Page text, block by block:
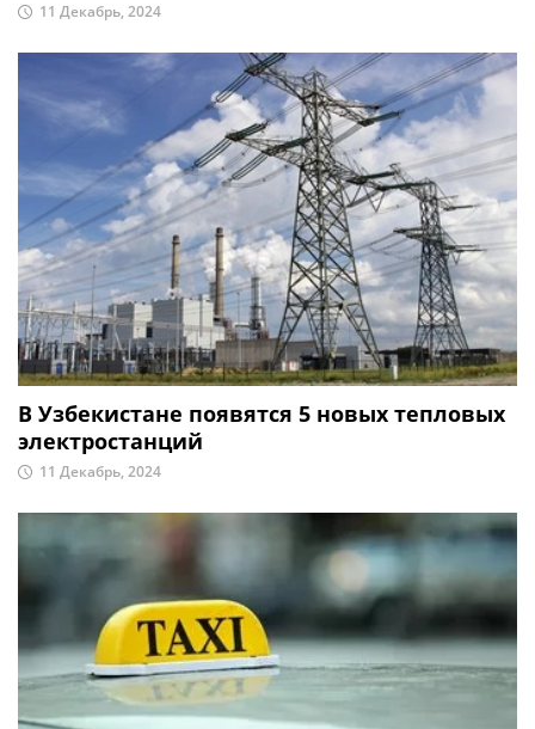
11 Декабрь, 2024
В Узбекистане появятся 5 новых тепловых
электростанций
11 Декабрь, 2024